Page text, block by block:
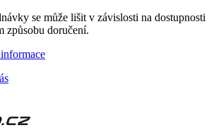
se může lišit v závislosti na dostupnosti
způsobu doručení.